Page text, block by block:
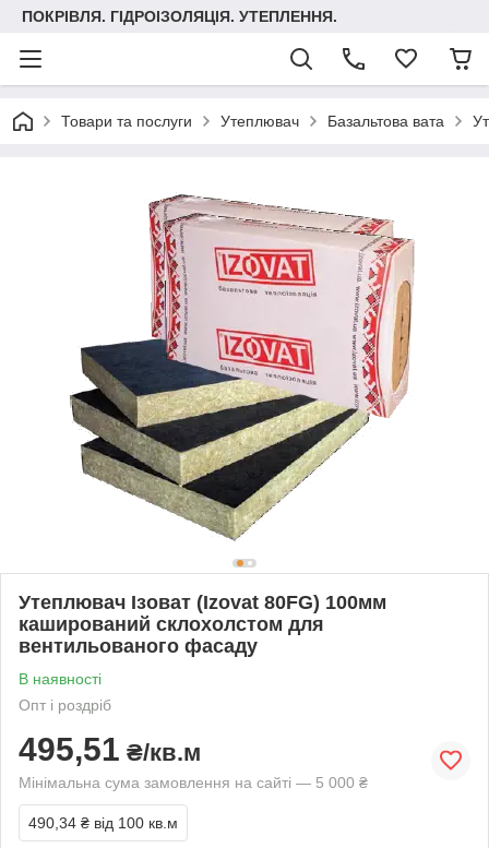
ПОКРІВЛЯ. ГІДРОІЗОЛЯЦІЯ. УТЕПЛЕННЯ.
Товари та послуги Утеплювач Базальтова вата
Утеплювач Ізоват (Izovat 80FG) 100мм
каширований склохолстом для
вентильованого фасаду
В наявності
Опт і роздріб
495,51 ₴/кв.м
Мінімальна сума замовлення на сайті — 5 000 ₴
490,34 ₴ від 100 кв.м